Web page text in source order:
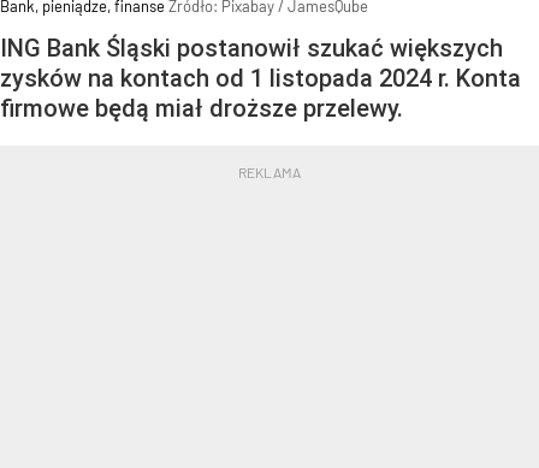
Bank, pieniądze, finanseŹródło: Pixabay/ JamesQube
ING Bank Śląski postanowił szukać większych
zysków na kontach od 1 listopada 2024 r. Konta
firmowe będą miał droższe przelewy.